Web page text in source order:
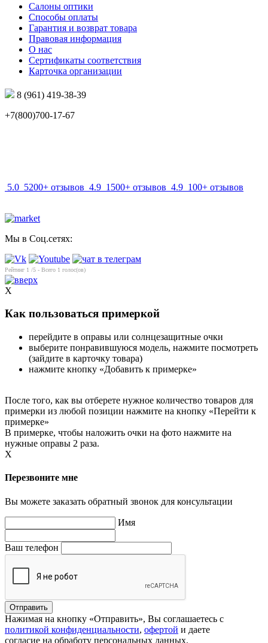
Салоны оптики
Способы оплаты
Гарантия и возврат товара
Правовая информация
О нас
Сертификаты соответствия
Карточка организации
8 (961) 419-38-39
+7(800)700-17-67
5.0 5200+ отзывов 4.9 1500+ отзывов 4.9 100+ отзывов
Мы в Соц.сетях:
Рейтинг 1 /5 - Всего 1 голос(ов)
X
Как пользоваться примеркой
перейдите в оправы или солнцезащитные очки
выберите понравившуюся модель, нажмите посмотреть
(зайдите в карточку товара)
нажмите кнопку «Добавить к примерке»
После того, как вы отберете нужное количество товаров для
примерки из любой позиции нажмите на кнопку «Перейти к
примерке»
В примерке, чтобы наложить очки на фото нажмите на
нужные оправы 2 раза.
X
Перезвоните мне
Вы можете заказать обратный звонок для консультации
Имя
Ваш телефон
Нажимая на кнопку «Отправить», Вы соглашаетесь с
политикой конфиденциальности, офертой и даете
согласие на обработу персональных данных.